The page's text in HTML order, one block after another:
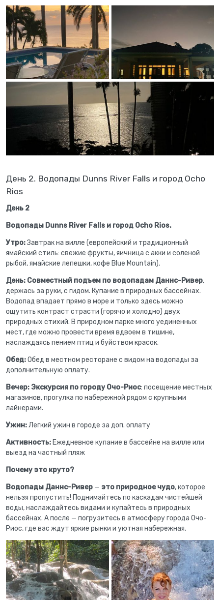
День 2. Водопады Dunns River Falls и город Ocho
Rios
День 2
Водопады Dunns River Falls и город Ocho Rios.
Утро:Завтрак на вилле (европейский и традиционный
ямайский стиль: свежие фрукты, яичница с акки и соленой
рыбой, ямайские лепешки, кофе Blue Mountain).
День: Совместный подъем по водопадам Даннс-Ривер,
держась за руки, с гидом. Купание в природных бассейнах.
Водопад впадает прямо в море и только здесь можно
ощутить контраст страсти (горячо и холодно) двух
природных стихий. В природном парке много уединенных
мест, где можно провести время вдвоем в тишине,
наслаждаясь пением птиц и буйством красок.
Обед:Обед в местном ресторане с видом на водопады за
дополнительную оплату.
Вечер: Экскурсия по городу Очо-Риос: посещение местных
магазинов, прогулка по набережной рядом с крупными
лайнерами.
Ужин:Легкий ужин в городе за доп. оплату
Активность: Ежедневное купание в бассейне на вилле или
выезд на частный пляж
Почему это круто?
Водопады Даннс-Ривер — это природное чудо, которое
нельзя пропустить! Поднимайтесь по каскадам чистейшей
воды, наслаждайтесь видами и купайтесь в природных
бассейнах. А после — погрузитесь в атмосферу города Очо-
Риос, где вас ждут яркие рынки и уютная набережная.